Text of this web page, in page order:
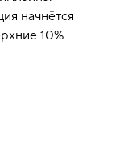
начнётся
10%